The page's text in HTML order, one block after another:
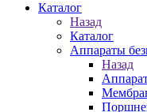
Каталог
Назад
Каталог
Аппараты
Назад